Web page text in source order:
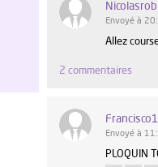
Envoyé à
Allez
2 commentaires
Envoyé à
PLOQUIN